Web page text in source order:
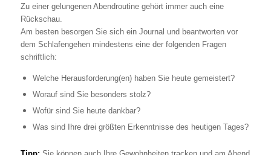
Zu einer gelungenen Abendroutine gehört immer auch eine
Rückschau.
Am besten besorgen Sie sich ein Journal und beantworten vor
dem Schlafengehen mindestens eine der folgenden Fragen
schriftlich:
Welche Herausforderung(en) haben Sie heute gemeistert?
Worauf sind Sie besonders stolz?
Wofür sind Sie heute dankbar?
Was sind Ihre drei größten Erkenntnisse des heutigen Tages?